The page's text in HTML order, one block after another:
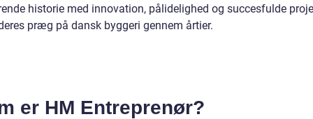
historie med innovation, pålidelighed og succesfulde
præg på dansk byggeri gennem årtier.
er HM Entreprenør?